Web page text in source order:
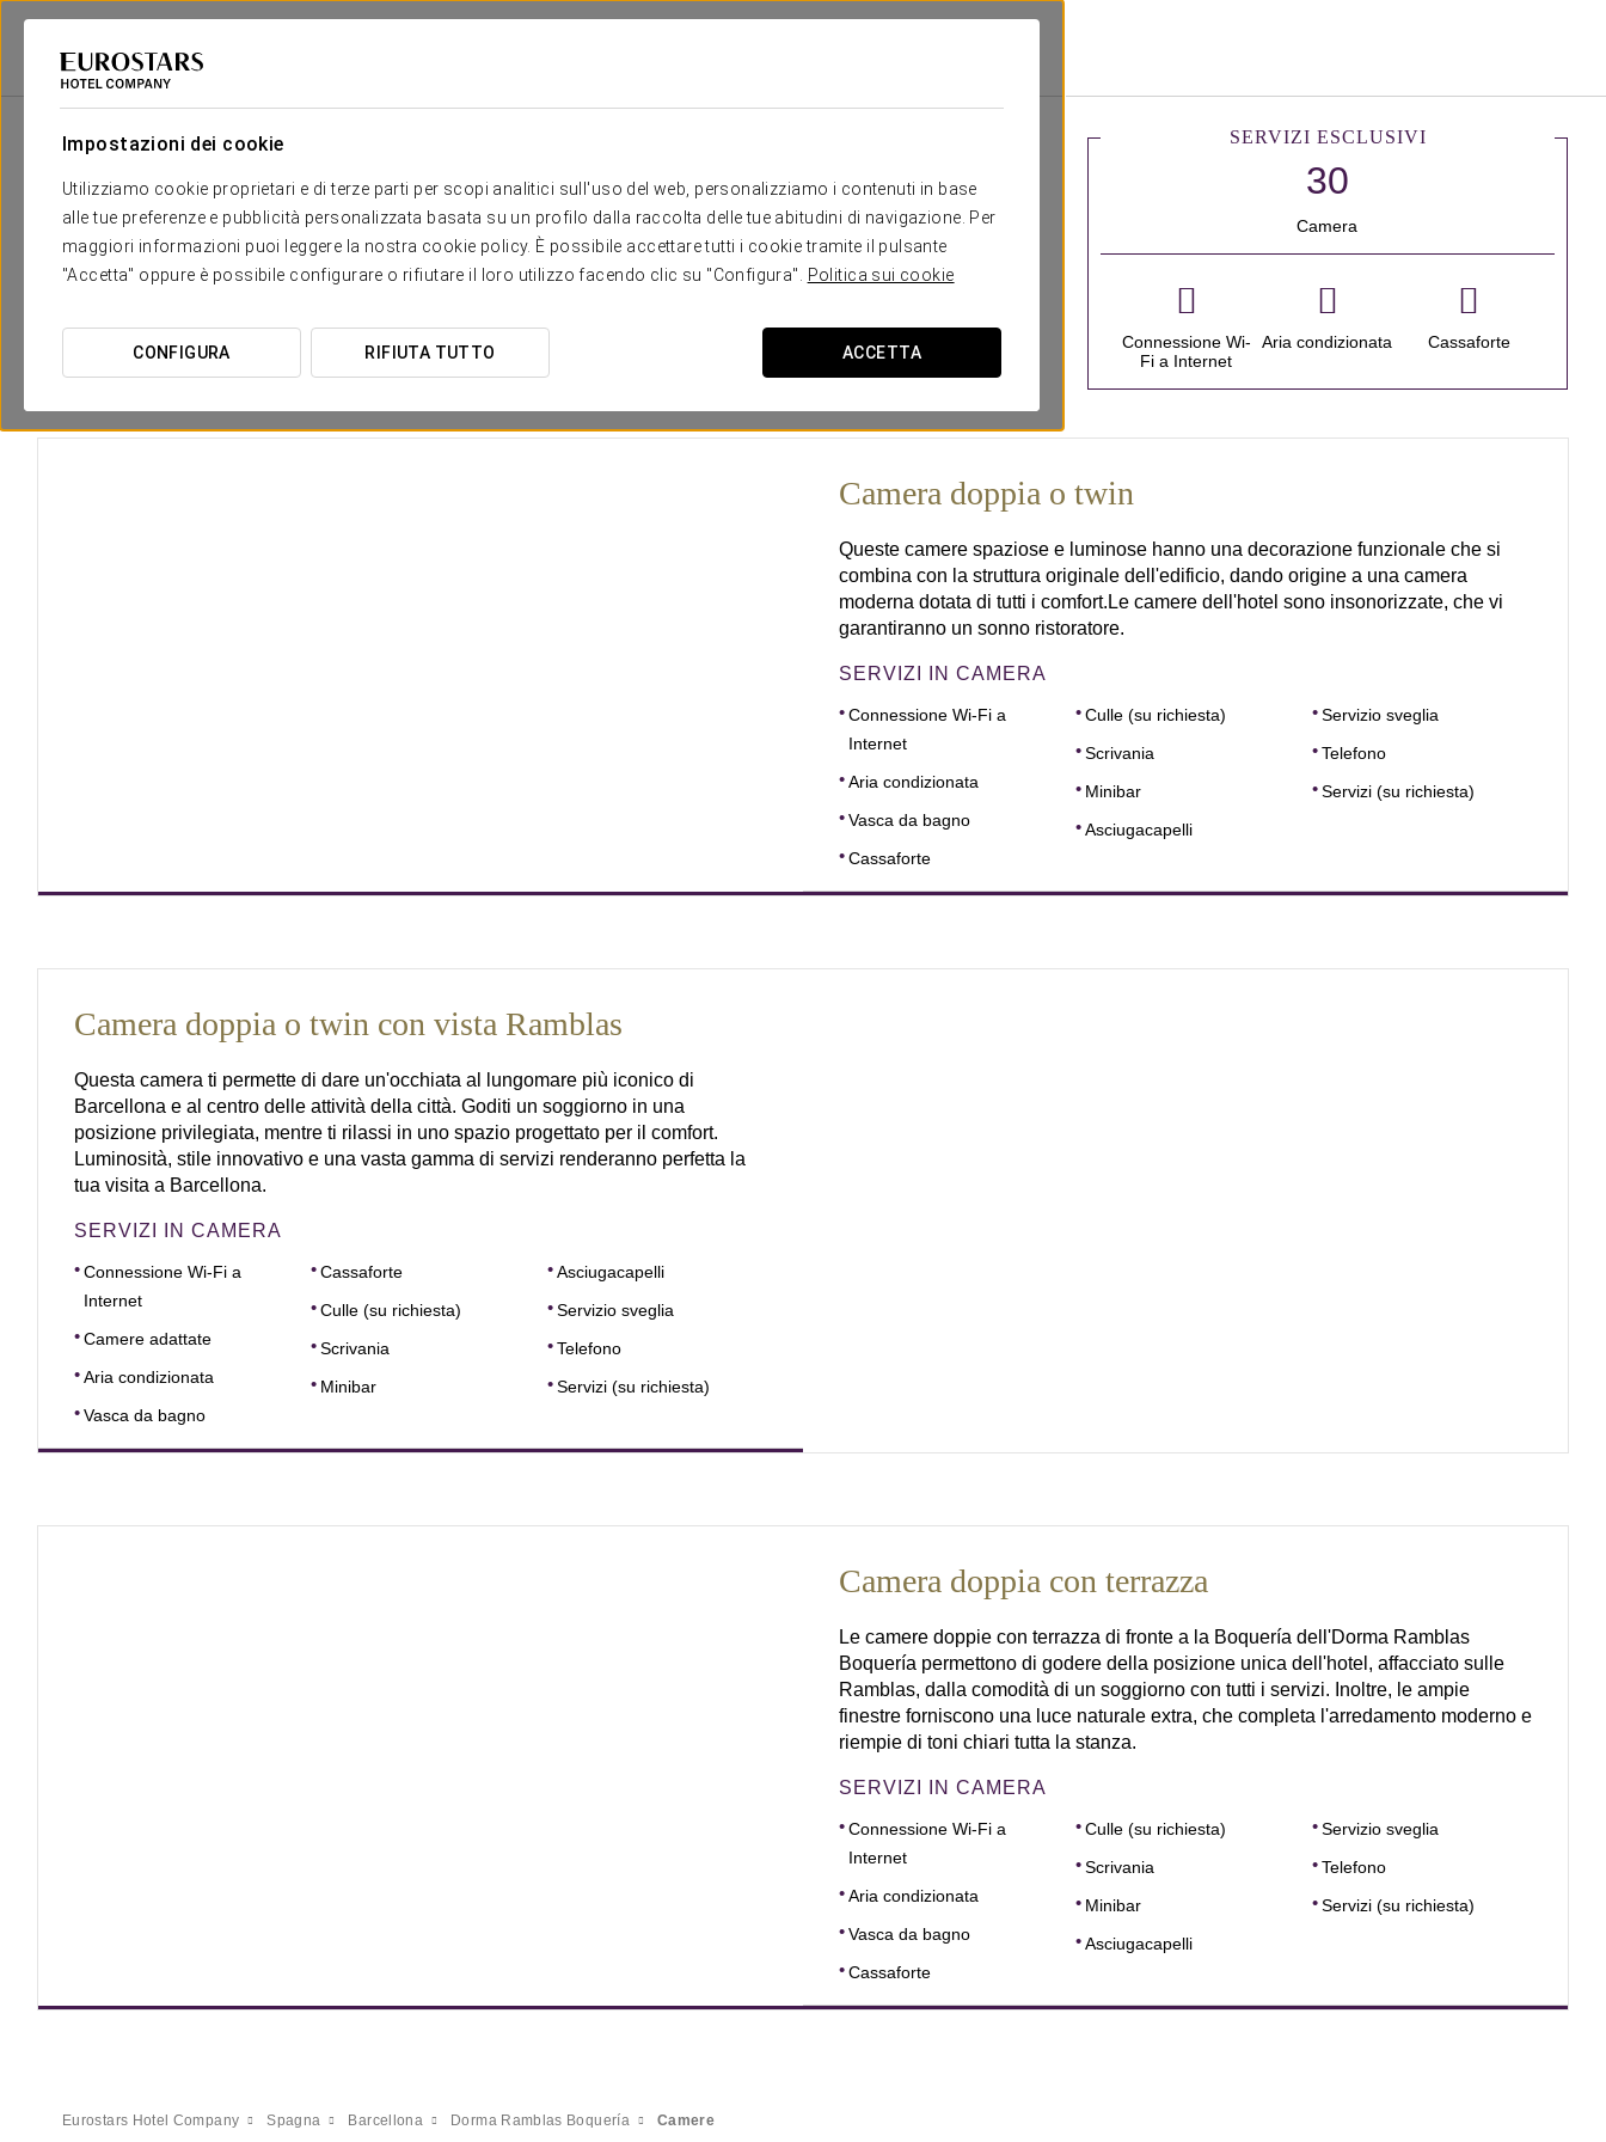
Impostazioni dei cookie
Utilizziamo cookie proprietari e di terze parti per scopi analitici sull'uso del web, personalizziamo i contenuti in base
alle tue preferenze e pubblicità personalizzata basata su un profilo dalla raccolta delle tue abitudini di navigazione. Per
maggiori informazioni puoi leggere la nostra cookie policy. È possibile accettare tutti i cookie tramite il pulsante
"Accetta" oppure è possibile configurare o rifiutare il loro utilizzo facendo clic su "Configura".
Politica sui cookie
CONFIGURA RIFIUTA TUTTO ACCETTA
Eurostars Hotel Company
Il comfort e il riposo di cui hai bisogno
L'albergo Dorma Ramblas Boquería ha30 stanze di disegno, tutte exterioresesteriori e con balcone o terrazzo sulle
Ramblas, davanti, o sul mercato della Boquería, dietro. Sono stanze spaziose e conmolta luce, perché i nostri ospiti si
contagino la vitalità che offre la luce mediterranea.
mercato di Barcellona.
* L'hotel non dispone di letti aggiunti.
SERVIZI ESCLUSIVI
Camera
Connessione Wi-
Fi a Internet
Aria condizionata Cassaforte
Camera doppia o twin
Queste camere spaziose e luminose hanno una decorazione funzionale che si
combina con la struttura originale dell'edificio, dando origine a una camera
moderna dotata di tutti i comfort.Le camere dell'hotel sono insonorizzate, che vi
garantiranno un sonno ristoratore.
SERVIZI IN CAMERA
Connessione Wi-Fi a
Internet
Aria condizionata
Vasca da bagno
Cassaforte
Culle (su richiesta)
Scrivania
Minibar
Asciugacapelli
Servizio sveglia
Telefono
Servizi (su richiesta)
Camera doppia o twin con vista Ramblas
Questa camera ti permette di dare un'occhiata al lungomare più iconico di
Barcellona e al centro delle attività della città. Goditi un soggiorno in una
posizione privilegiata, mentre ti rilassi in uno spazio progettato per il comfort.
Luminosità, stile innovativo e una vasta gamma di servizi renderanno perfetta la
tua visita a Barcellona.
SERVIZI IN CAMERA
Connessione Wi-Fi a
Internet
Camere adattate
Aria condizionata
Vasca da bagno
Cassaforte
Culle (su richiesta)
Scrivania
Minibar
Asciugacapelli
Servizio sveglia
Telefono
Servizi (su richiesta)
Camera doppia con terrazza
Le camere doppie con terrazza di fronte a la Boquería dell'Dorma Ramblas
Boquería permettono di godere della posizione unica dell'hotel, affacciato sulle
Ramblas, dalla comodità di un soggiorno con tutti i servizi. Inoltre, le ampie
finestre forniscono una luce naturale extra, che completa l'arredamento moderno e
riempie di toni chiari tutta la stanza.
SERVIZI IN CAMERA
Connessione Wi-Fi a
Internet
Aria condizionata
Vasca da bagno
Cassaforte
Culle (su richiesta)
Scrivania
Minibar
Asciugacapelli
Servizio sveglia
Telefono
Servizi (su richiesta)
Eurostars Hotel Company Spagna Barcellona Dorma Ramblas Boquería Camere